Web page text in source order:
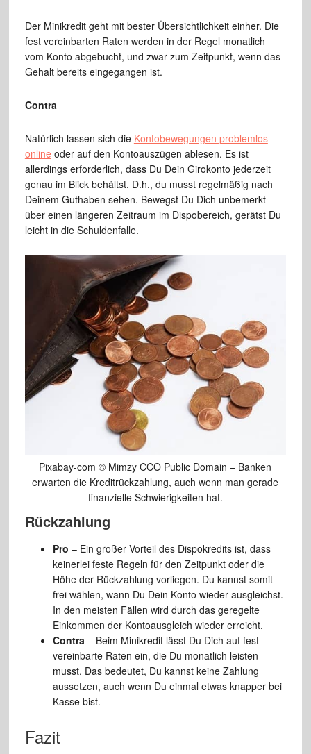
Der Minikredit geht mit bester Übersichtlichkeit einher. Die
fest vereinbarten Raten werden in der Regel monatlich
vom Konto abgebucht, und zwar zum Zeitpunkt, wenn das
Gehalt bereits eingegangen ist.
Contra
Natürlich lassen sich die Kontobewegungen problemlos
online oder auf den Kontoauszügen ablesen. Es ist
allerdings erforderlich, dass Du Dein Girokonto jederzeit
genau im Blick behältst. D.h., du musst regelmäßig nach
Deinem Guthaben sehen. Bewegst Du Dich unbemerkt
über einen längeren Zeitraum im Dispobereich, gerätst Du
leicht in die Schuldenfalle.
Pixabay-com © Mimzy CCO Public Domain – Banken
erwarten die Kreditrückzahlung, auch wenn man gerade
finanzielle Schwierigkeiten hat.
Rückzahlung
Pro – Ein großer Vorteil des Dispokredits ist, dass
keinerlei feste Regeln für den Zeitpunkt oder die
Höhe der Rückzahlung vorliegen. Du kannst somit
frei wählen, wann Du Dein Konto wieder ausgleichst.
In den meisten Fällen wird durch das geregelte
Einkommen der Kontoausgleich wieder erreicht.
Contra– Beim Minikredit lässt Du Dich auf fest
vereinbarte Raten ein, die Du monatlich leisten
musst. Das bedeutet, Du kannst keine Zahlung
aussetzen, auch wenn Du einmal etwas knapper bei
Kasse bist.
Fazit